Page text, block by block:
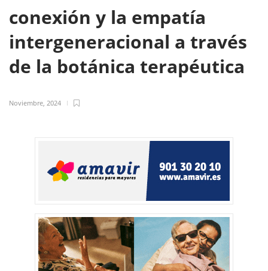
conexión y la empatía
intergeneracional a través
de la botánica terapéutica
Noviembre, 2024